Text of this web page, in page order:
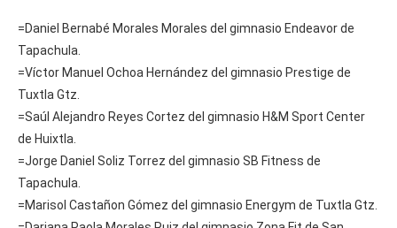
=Daniel Bernabé Morales Morales del gimnasio Endeavor de
Tapachula.
=Víctor Manuel Ochoa Hernández del gimnasio Prestige de
Tuxtla Gtz.
=Saúl Alejandro Reyes Cortez del gimnasio H&M Sport Center
de Huixtla.
=Jorge Daniel Soliz Torrez del gimnasio SB Fitness de
Tapachula.
=Marisol Castañon Gómez del gimnasio Energym de Tuxtla Gtz.